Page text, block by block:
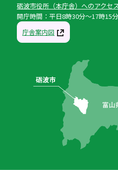
砺波市役所（本庁舎）へのアクセ
開庁時間：平日8時30分〜17時15
庁舎案内図